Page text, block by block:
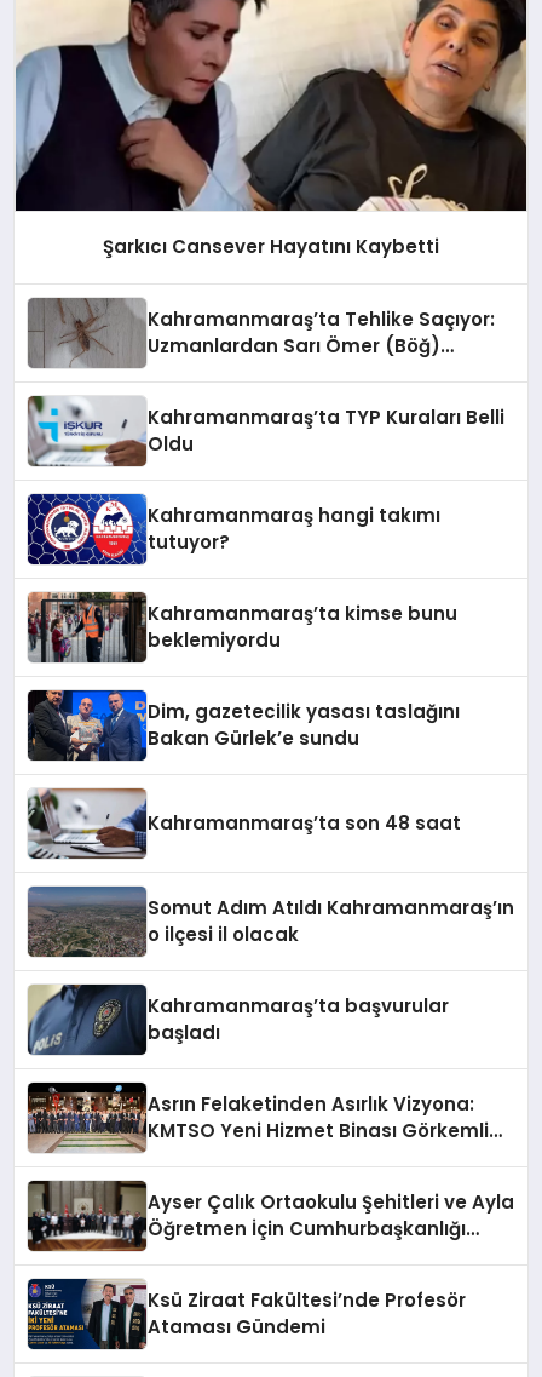
Şarkıcı Cansever Hayatını Kaybetti
Kahramanmaraş’ta Tehlike Saçıyor:
Uzmanlardan Sarı Ömer (Böğ)
Kahramanmaraş’ta TYP Kuraları Belli
Oldu
Kahramanmaraş hangi takımı
tutuyor?
Kahramanmaraş’ta kimse bunu
beklemiyordu
Dim, gazetecilik yasası taslağını
Bakan Gürlek’e sundu
Kahramanmaraş’ta son 48 saat
Somut Adım Atıldı Kahramanmaraş’ın
o ilçesi il olacak
Kahramanmaraş’ta başvurular
başladı
Asrın Felaketinden Asırlık Vizyona:
KMTSO Yeni Hizmet Binası Görkemli
Ayser Çalık Ortaokulu Şehitleri ve Ayla
Öğretmen İçin Cumhurbaşkanlığı
Ksü Ziraat Fakültesi’nde Profesör
Ataması Gündemi